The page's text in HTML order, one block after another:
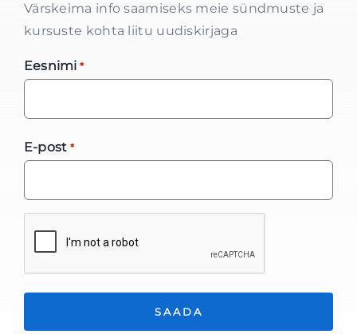
Värskeima info saamiseks meie sündmuste ja
kursuste kohta liitu uudiskirjaga
Eesnimi *
E-post *